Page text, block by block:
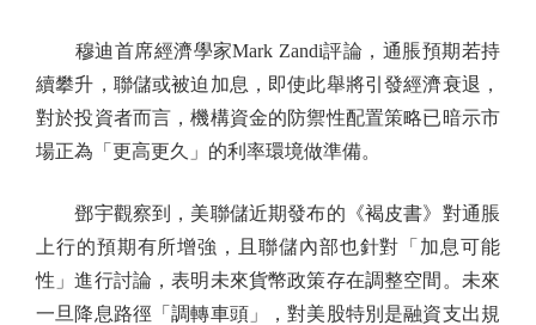
穆迪首席經濟學家Mark Zandi評論，通脹預期若持
續攀升，聯儲或被迫加息，即使此舉將引發經濟衰退，
對於投資者而言，機構資金的防禦性配置策略已暗示市
場正為「更高更久」的利率環境做準備。
鄧宇觀察到，美聯儲近期發布的《褐皮書》對通脹
上行的預期有所增強，且聯儲內部也針對「加息可能
性」進行討論，表明未來貨幣政策存在調整空間。未來
一旦降息路徑「調轉車頭」，對美股特別是融資支出規